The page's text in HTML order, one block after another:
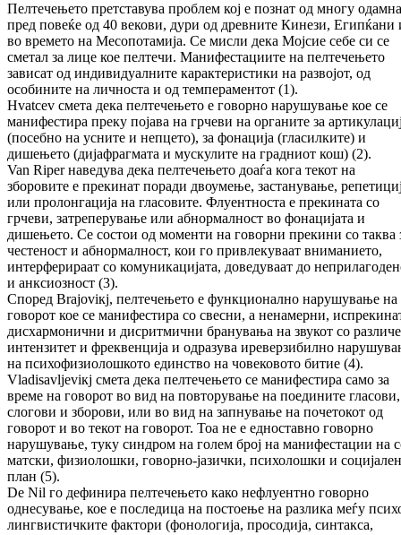
Пелтечењето претставува проблем кој е поз­нат од многу
пред повеќе од 40 ве­ко­ви, дури од древните Кинези, Египќани
во времето на Месопотамија. Се мисли дека Мој­сие себе си се
сметал за лице кое пел­те­чи. Манифестациите на пелтечењето
зависат од индивидуалните карактеристики на раз­во­јот, од
особините на личноста и од тем­пе­ра­ментот (1).
Hvatcev смета дека пелтечењето е говорно нарушување кое се
манифестира преку по­ја­ва на грчеви на органите за
(по­себно на усните и непцето), за фонација (гла­силките) и
дишењето (дијафрагмата и мус­кулите на градниот кош) (2).
Van Riper наведува дека пелтечењето доаѓа кога текот на
зборовите е прекинат поради двоу­мење, застанување,
или про­лон­гација на гласовите. Флуентноста е пре­ки­на­та со
грчеви, затреперување или аб­нор­мал­ност во фонацијата и
дишењето. Се сос­тои од моменти на говорни прекини со таква
честеност и абнормалност, кои го при­вле­ку­ва­ат вниманието,
интерферираат со ко­му­ни­ка­цијата, доведуваат до
и анксиозност (3).
Според Brajoviкј, пелтечењето е функ­цио­нал­но нарушување на
говорот кое се ма­ни­фес­ти­ра со свесни, а ненамерни,
дис­хармонични и дисритмични бранувања на звукот со
интензитет и фрек­венција и одразува иреверзибилно
на психо­физиолошкото единство на чо­вековото битие (4).
Vladisavljeviкј смета дека пелтечењето се ма­ни­фестира само за
време на говорот во вид на повторување на поедините гласови,
сло­го­ви и зборови, или во вид на запнување на по­четокот од
говорот и во текот на говорот. Тоа не е едноставно говорно
нарушување, туку син­дром на голем број на ма­ни­фес­та­ции на
матски, физиолошки, говорно-ја­зи­чки, пси­хо­лошки и социјален
план (5).
De Nil го дефинира пелтечењето како не­флуен­тно говорно
однесување, кое е по­сле­ди­ца на постоење на разлика меѓу
лин­гвис­тичките фактори (фонологија, про­со­ди­ја, синтакса,